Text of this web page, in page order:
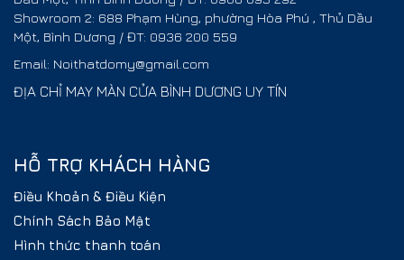
Showroom 2: 688 Phạm Hùng, phường Hòa Phú , Thủ Dầu
Một, Bình Dương / ĐT: 0936 200 559
Email: Noithatdomy@gmail.com
ĐỊA CHỈ MAY MÀN CỬA BÌNH DƯƠNG UY TÍN
HỖ TRỢ KHÁCH HÀNG
Điều Khoản & Điều Kiện
Chính Sách Bảo Mật
Hình thức thanh toán